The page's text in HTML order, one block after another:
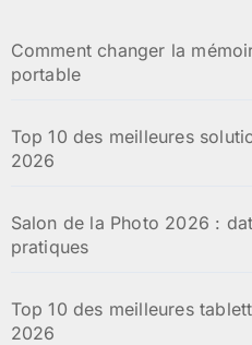
Comment changer la
portable
Top 10 des meilleures
2026
Salon de la Photo 2026 :
pratiques
Top 10 des meilleures
2026